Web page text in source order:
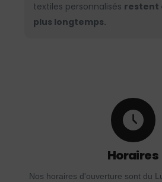
textiles personnalisés restent
plus longtemps.
Horaires
Nos horaires d'ouverture sont du